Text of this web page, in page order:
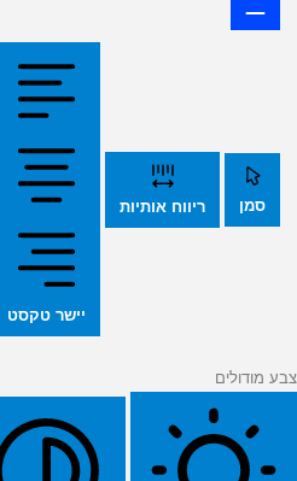
סמן ריווח אותיות
יישר טקסט
צבע מודולים